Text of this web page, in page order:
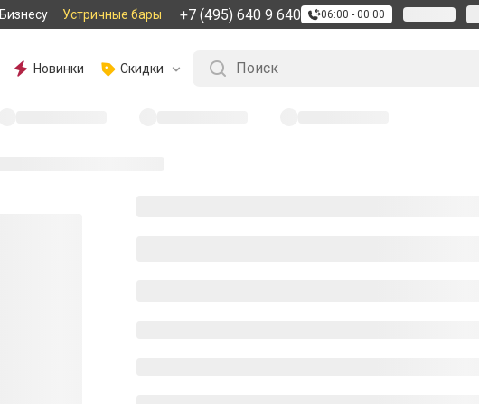
Бизнесу Устричные бары +7 (495) 640 9 640 06:00 - 00:00
Новинки Скидки